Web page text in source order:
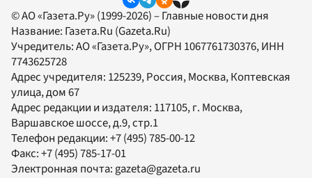
© АО «Газета.Ру» (1999-2026) – Главные новости дня
Название: Газета.Ru (Gazeta.Ru)
Учредитель:АО «Газета.Ру», ОГРН 1067761730376, ИНН
7743625728
Адрес учредителя: 125239, Россия, Москва, Коптевская
улица, дом 67
Адрес редакции и издателя: 117105, г. Москва,
Варшавское шоссе, д.9, стр.1
Телефон редакции:+7 (495) 785-00-12
Факс:+7 (495) 785-17-01
Электронная почта: gazeta@gazeta.ru